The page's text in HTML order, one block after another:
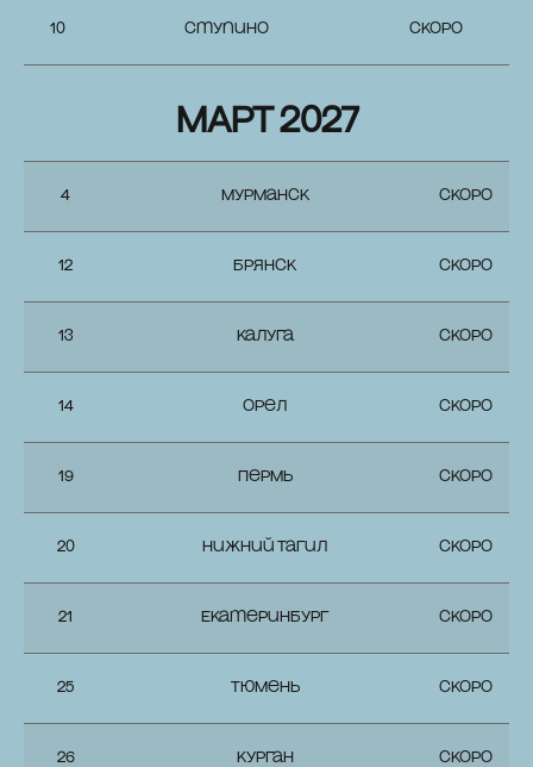
10 Ступино СКОРО
МАРТ 2027
4 Мурманск СКОРО
12 Брянск СКОРО
13 Калуга СКОРО
14 Орел СКОРО
19 Пермь СКОРО
20 Нижний Тагил СКОРО
21 Екатеринбург СКОРО
25 Тюмень СКОРО
26 Курган СКОРО